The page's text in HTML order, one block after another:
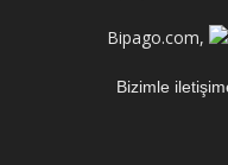
Bipago.com,
Bizimle